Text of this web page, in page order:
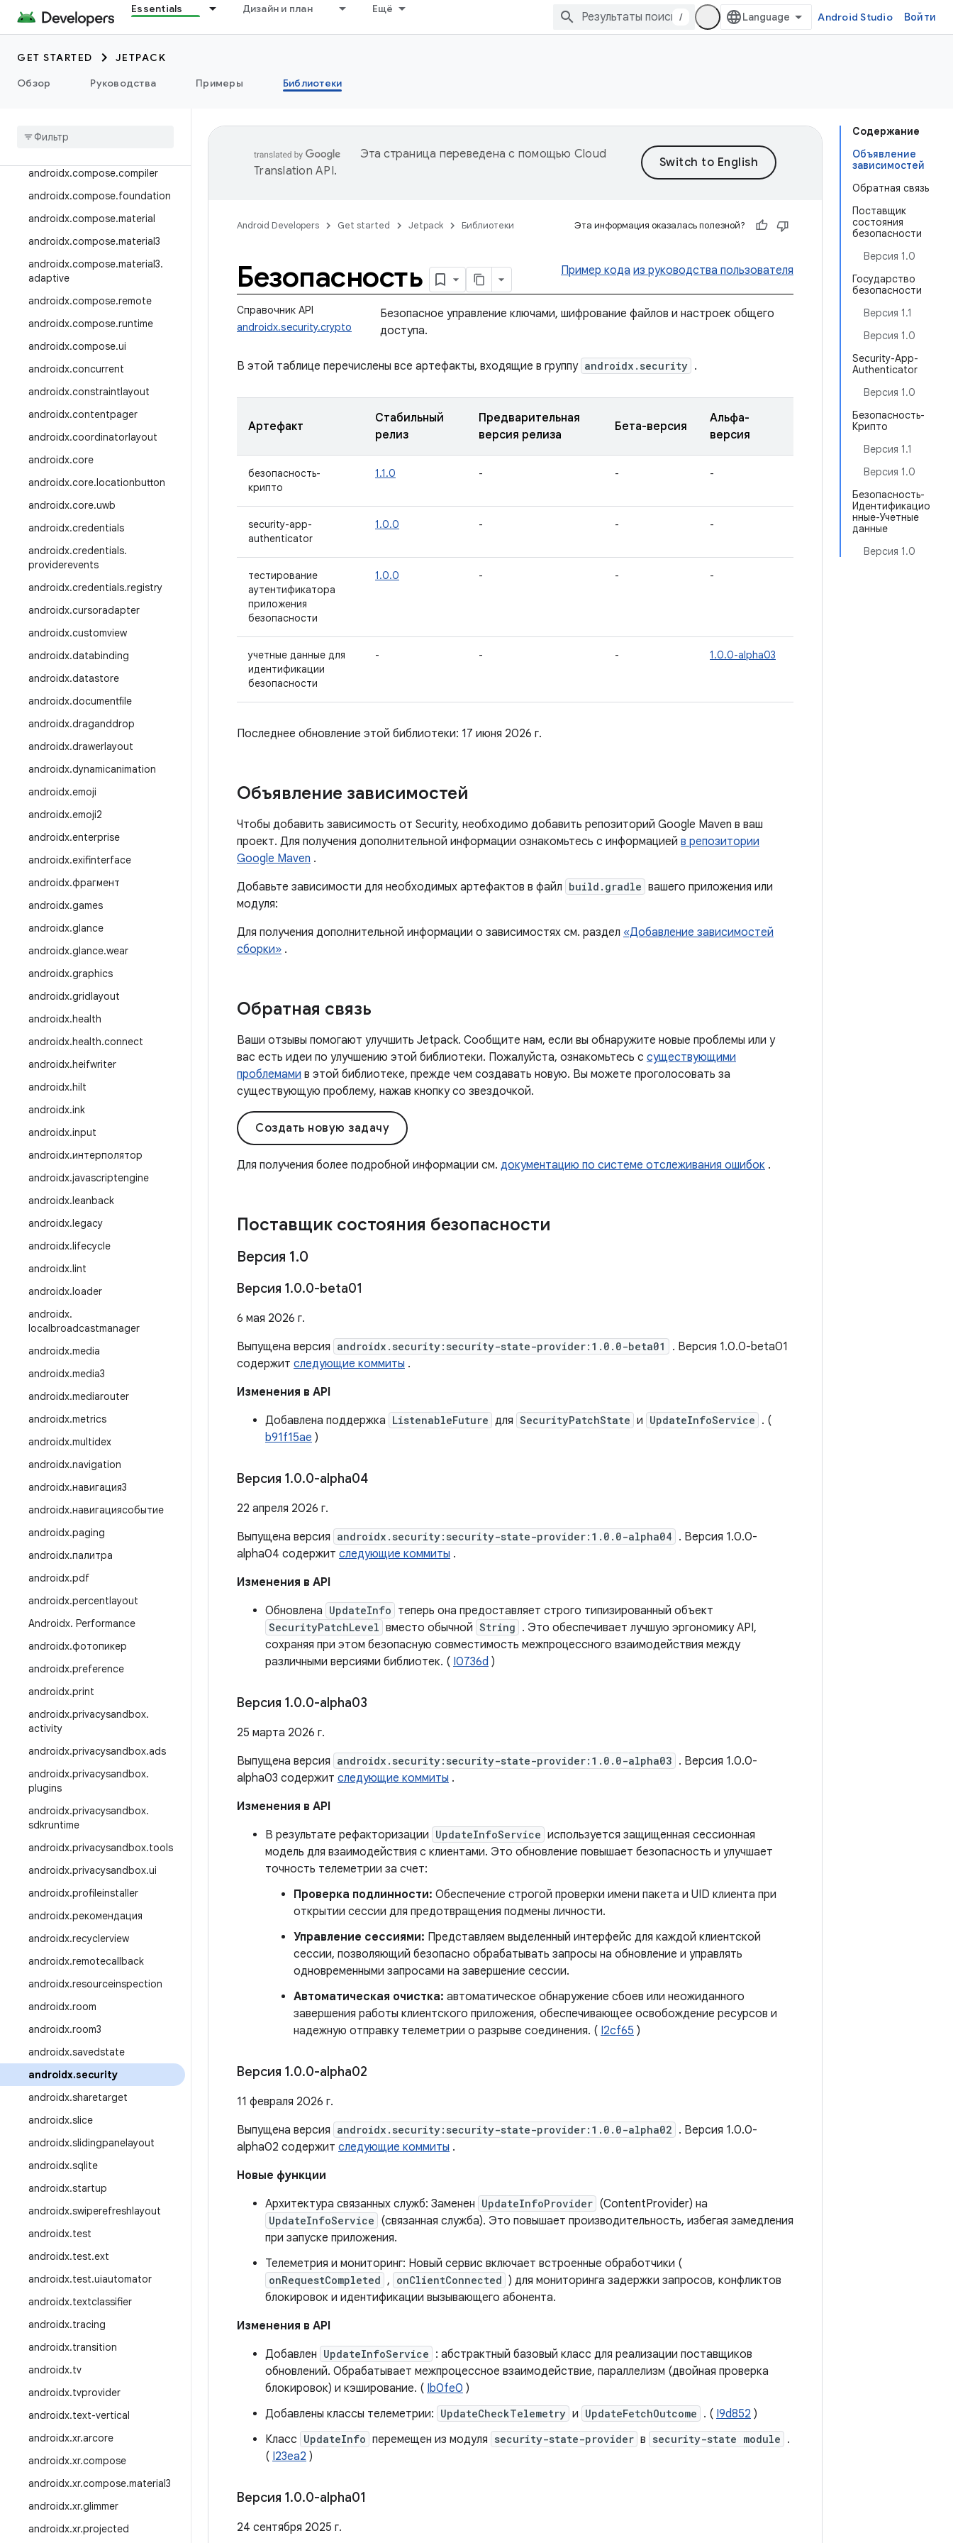
Essentials Дизайн и план Ещё
/ Android Studio Войти
GET STARTED
JETPACK
Обзор
Руководства Примеры Библиотеки
androidx.camera.viewfinder
androidx.car
androidx.car.app
androidx.cardview
androidx.compose.compiler
androidx.compose.foundation
androidx.compose.material
androidx.compose.material3
androidx.compose.material3.
adaptive
androidx.compose.remote
androidx.compose.runtime
androidx.compose.ui
androidx.concurrent
androidx.constraintlayout
androidx.contentpager
androidx.coordinatorlayout
androidx.core
androidx.core.locationbutton
androidx.core.uwb
androidx.credentials
androidx.credentials.
providerevents
androidx.credentials.registry
androidx.cursoradapter
androidx.customview
androidx.databinding
androidx.datastore
androidx.documentfile
androidx.draganddrop
androidx.drawerlayout
androidx.dynamicanimation
androidx.emoji
androidx.emoji2
androidx.enterprise
androidx.exifinterface
androidx.фрагмент
androidx.games
androidx.glance
androidx.glance.wear
androidx.graphics
androidx.gridlayout
androidx.health
androidx.health.connect
androidx.heifwriter
androidx.hilt
androidx.ink
androidx.input
androidx.интерполятор
androidx.javascriptengine
androidx.leanback
androidx.legacy
androidx.lifecycle
androidx.lint
androidx.loader
androidx.
localbroadcastmanager
androidx.media
androidx.media3
androidx.mediarouter
androidx.metrics
androidx.multidex
androidx.navigation
androidx.навигация3
androidx.навигациясобытие
androidx.paging
androidx.палитра
androidx.pdf
androidx.percentlayout
Androidx. Performance
androidx.фотопикер
androidx.preference
androidx.print
androidx.privacysandbox.
activity
androidx.privacysandbox.ads
androidx.privacysandbox.
plugins
androidx.privacysandbox.
sdkruntime
androidx.privacysandbox.tools
androidx.privacysandbox.ui
androidx.profileinstaller
androidx.рекомендация
androidx.recyclerview
androidx.remotecallback
androidx.resourceinspection
androidx.room
androidx.room3
androidx.savedstate
androidx.security
androidx.sharetarget
androidx.slice
androidx.slidingpanelayout
androidx.sqlite
androidx.startup
androidx.swiperefreshlayout
androidx.test
androidx.test.ext
androidx.test.uiautomator
androidx.textclassifier
androidx.tracing
androidx.transition
androidx.tv
androidx.tvprovider
androidx.text-vertical
androidx.xr.arcore
androidx.xr.compose
androidx.xr.compose.material3
androidx.xr.glimmer
androidx.xr.projected
Содержание
Объявление
зависимостей
Обратная связь
Поставщик
состояния
безопасности
Версия 1.0
Государство
безопасности
Версия 1.1
Версия 1.0
Security-App-
Authenticator
Версия 1.0
Безопасность-
Крипто
Версия 1.1
Версия 1.0
Безопасность-
Идентификацио
нные-Учетные
данные
Версия 1.0
Эта страница переведена с помощью Cloud
Translation API.
Android Developers Get started Jetpack Библиотеки Эта информация оказалась полезной?
Безопасность Пример кода из руководства пользователя
Справочник API
androidx.security.crypto
Безопасное управление ключами, шифрование файлов и настроек общего
доступа.
В этой таблице перечислены все артефакты, входящие в группу androidx.security .
Артефакт
Стабильный
релиз
Предварительная
версия релиза
Бета-версия
Альфа-
версия
безопасность-
крипто
1.1.0 - - -
security-app-
authenticator
1.0.0 - - -
тестирование
аутентификатора
приложения
безопасности
1.0.0 - - -
учетные данные для
идентификации
безопасности
- - - 1.0.0-alpha03
Последнее обновление этой библиотеки: 17 июня 2026 г.
Объявление зависимостей
Чтобы добавить зависимость от Security, необходимо добавить репозиторий Google Maven в ваш
проект. Для получения дополнительной информации ознакомьтесь с информацией в репозитории
Google Maven .
Добавьте зависимости для необходимых артефактов в файл build.gradle вашего приложения или
модуля:
Для получения дополнительной информации о зависимостях см. раздел «Добавление зависимостей
сборки» .
Обратная связь
Ваши отзывы помогают улучшить Jetpack. Сообщите нам, если вы обнаружите новые проблемы или у
вас есть идеи по улучшению этой библиотеки. Пожалуйста, ознакомьтесь с существующими
проблемами в этой библиотеке, прежде чем создавать новую. Вы можете проголосовать за
существующую проблему, нажав кнопку со звездочкой.
Создать новую задачу
Для получения более подробной информации см. документацию по системе отслеживания ошибок .
Поставщик состояния безопасности
Версия 1.0
Версия 1.0.0-beta01
6 мая 2026 г.
Выпущена версия androidx.security:security-state-provider:1.0.0-beta01
. Версия 1.0.0-beta01
содержит следующие коммиты .
Изменения в API
Добавлена ​​поддержка ListenableFuture для SecurityPatchState и UpdateInfoService . (
b91f15ae )
Версия 1.0.0-alpha04
22 апреля 2026 г.
Выпущена версия androidx.security:security-state-provider:1.0.0-alpha04 . Версия 1.0.0-
alpha04 содержит следующие коммиты .
Изменения в API
Обновлена UpdateInfo теперь она предоставляет строго типизированный объект
SecurityPatchLevel вместо обычной String . Это обеспечивает лучшую эргономику API,
сохраняя при этом безопасную совместимость межпроцессного взаимодействия между
различными версиями библиотек. ( I0736d )
Версия 1.0.0-alpha03
25 марта 2026 г.
Выпущена версия androidx.security:security-state-provider:1.0.0-alpha03 . Версия 1.0.0-
alpha03 содержит следующие коммиты .
Изменения в API
В результате рефакторизации UpdateInfoService используется защищенная сессионная
модель для взаимодействия с клиентами. Это обновление повышает безопасность и улучшает
точность телеметрии за счет:
Проверка подлинности: Обеспечение строгой проверки имени пакета и UID клиента при
открытии сессии для предотвращения подмены личности.
Управление сессиями: Представляем выделенный интерфейс для каждой клиентской
сессии, позволяющий безопасно обрабатывать запросы на обновление и управлять
одновременными запросами на завершение сессии.
Автоматическая очистка: автоматическое обнаружение сбоев или неожиданного
завершения работы клиентского приложения, обеспечивающее освобождение ресурсов и
надежную отправку телеметрии о разрыве соединения. ( I2cf65 )
Версия 1.0.0-alpha02
11 февраля 2026 г.
Выпущена версия androidx.security:security-state-provider:1.0.0-alpha02 . Версия 1.0.0-
alpha02 содержит следующие коммиты .
Новые функции
Архитектура связанных служб: Заменен UpdateInfoProvider (ContentProvider) на
UpdateInfoService (связанная служба). Это повышает производительность, избегая замедления
при запуске приложения.
Телеметрия и мониторинг: Новый сервис включает встроенные обработчики (
onRequestCompleted , onClientConnected ) для мониторинга задержки запросов, конфликтов
блокировок и идентификации вызывающего абонента.
Изменения в API
Добавлен UpdateInfoService : абстрактный базовый класс для реализации поставщиков
обновлений. Обрабатывает межпроцессное взаимодействие, параллелизм (двойная проверка
блокировок) и кэширование. ( Ib0fe0 )
Добавлены классы телеметрии: UpdateCheckTelemetry и UpdateFetchOutcome . ( I9d852 )
Класс UpdateInfo перемещен из модуля security-state-provider в security-state module .
( I23ea2 )
Версия 1.0.0-alpha01
24 сентября 2025 г.